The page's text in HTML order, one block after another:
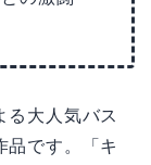
る大人気バス
品です。「キ